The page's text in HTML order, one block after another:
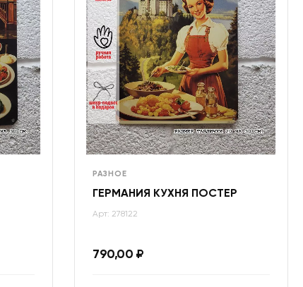
РАЗНОЕ
ГЕРМАНИЯ КУХНЯ ПОСТЕР
Арт: 278122
790,00 ₽